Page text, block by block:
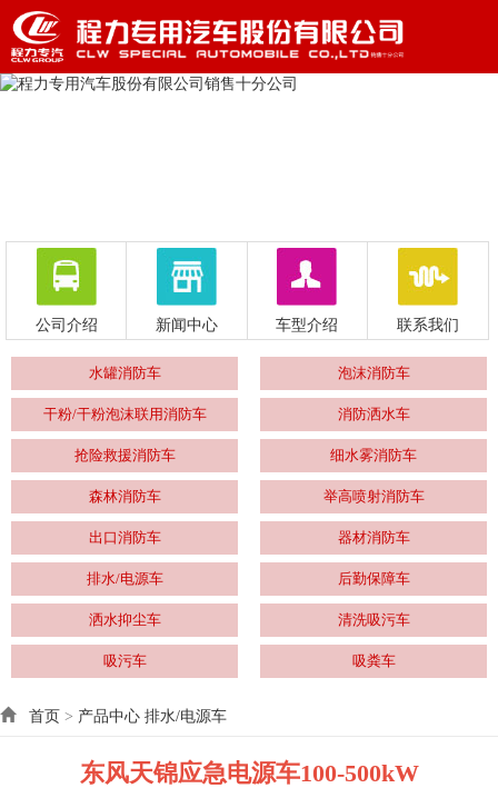
公司介绍 新闻中心 车型介绍 联系我们
水罐消防车 泡沫消防车
干粉/干粉泡沫联用消防车 消防洒水车
抢险救援消防车 细水雾消防车
森林消防车 举高喷射消防车
出口消防车 器材消防车
排水/电源车 后勤保障车
洒水抑尘车 清洗吸污车
吸污车 吸粪车
首页 > 产品中心 排水/电源车
东风天锦应急电源车100-500kW